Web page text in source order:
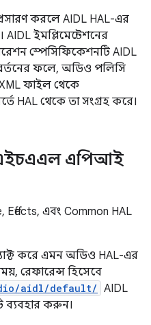
করলে AIDL HAL-এর
ইমপ্লিমেন্টেশনের
স্পেসিফিকেশনটি AIDL
ফলে, অডিও পলিসি
XML ফাইল থেকে
HAL থেকে তা সংগ্রহ করে।
এপিআই
এবং Common HAL
করে এমন অডিও HAL-এর
রেফারেন্স হিসেবে
aidl/default/ AIDL
ব্যবহার করুন।